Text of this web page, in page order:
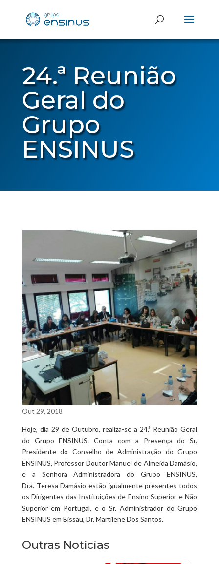
24.ª Reunião
Geral do
Grupo
ENSINUS
Out 29, 2018
Hoje, dia 29 de Outubro, realiza-se a 24.ª Reunião Geral
do Grupo ENSINUS. Conta com a Presença do Sr.
Presidente do Conselho de Administração do Grupo
ENSINUS, Professor Doutor Manuel de Almeida Damásio,
e a Senhora Administradora do Grupo ENSINUS,
Dra. Teresa Damásio estão igualmente presentes todos
os Dirigentes das Instituições de Ensino Superior e Não
Superior em Portugal, e o Sr. Administrador do Grupo
ENSINUS em Bissau, Dr. Martilene Dos Santos.
Outras Notícias